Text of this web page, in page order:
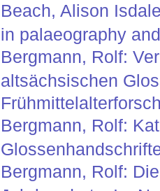
Beach, Alison
in palaeography
Bergmann, Rolf:
altsächsischen
Bergmann, Rolf:
Bergmann, Rolf: